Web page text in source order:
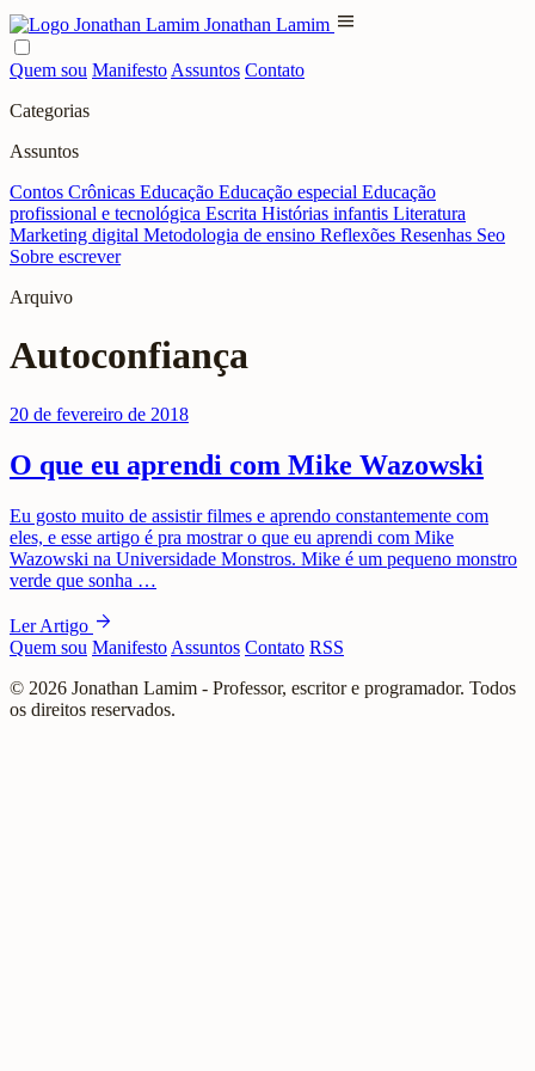
Jonathan Lamim menu
Quem sou Manifesto Assuntos Contato
Categorias
Assuntos
Contos Crônicas Educação Educação especial Educação
profissional e tecnológica Escrita Histórias infantis Literatura
Marketing digital Metodologia de ensino Reflexões Resenhas Seo
Sobre escrever
Arquivo
Autoconfiança
20 de fevereiro de 2018
O que eu aprendi com Mike Wazowski
Eu gosto muito de assistir filmes e aprendo constantemente com
eles, e esse artigo é pra mostrar o que eu aprendi com Mike
Wazowski na Universidade Monstros. Mike é um pequeno monstro
verde que sonha …
Ler Artigo arrow_forward
Quem sou Manifesto Assuntos Contato RSS
© 2026 Jonathan Lamim - Professor, escritor e programador. Todos
os direitos reservados.